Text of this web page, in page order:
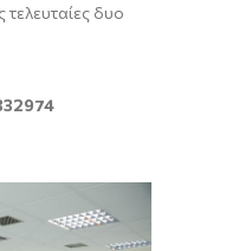
τελευταίες δυο